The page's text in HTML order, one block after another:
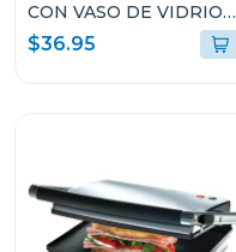
CON VASO DE VIDRIO
DE 1.5L Y CONTROL DE
PERILLA BLSTKAGBRD
$36.95